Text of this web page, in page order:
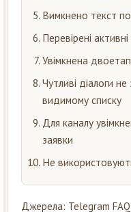
Вимкнено текст
Перевірені
Увімкнена
Чутливі діалоги
видимому списку
Для каналу
заявки
Не
Джерела: Telegram